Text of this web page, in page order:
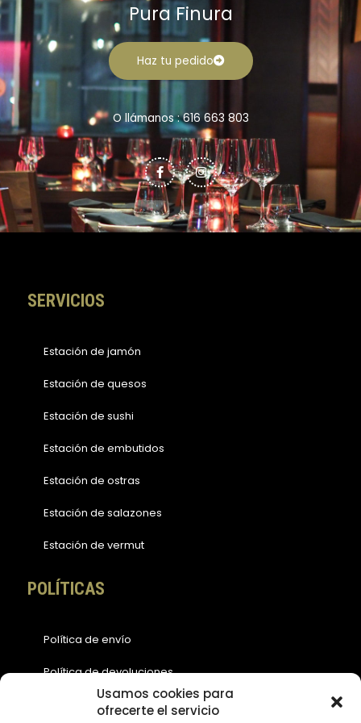
Usamos cookies para
ofrecerte el servicio
Pura Finura
Haz tu pedido
O llámanos : 616 663 803
a
c
e
b
o
o
k
I
n
s
t
a
g
r
a
SERVICIOS
Estación de jamón
Estación de quesos
Estación de sushi
Estación de embutidos
Estación de ostras
Estación de salazones
Estación de vermut
POLÍTICAS
Política de envío
Política de devoluciones
Política de cookies (EU)